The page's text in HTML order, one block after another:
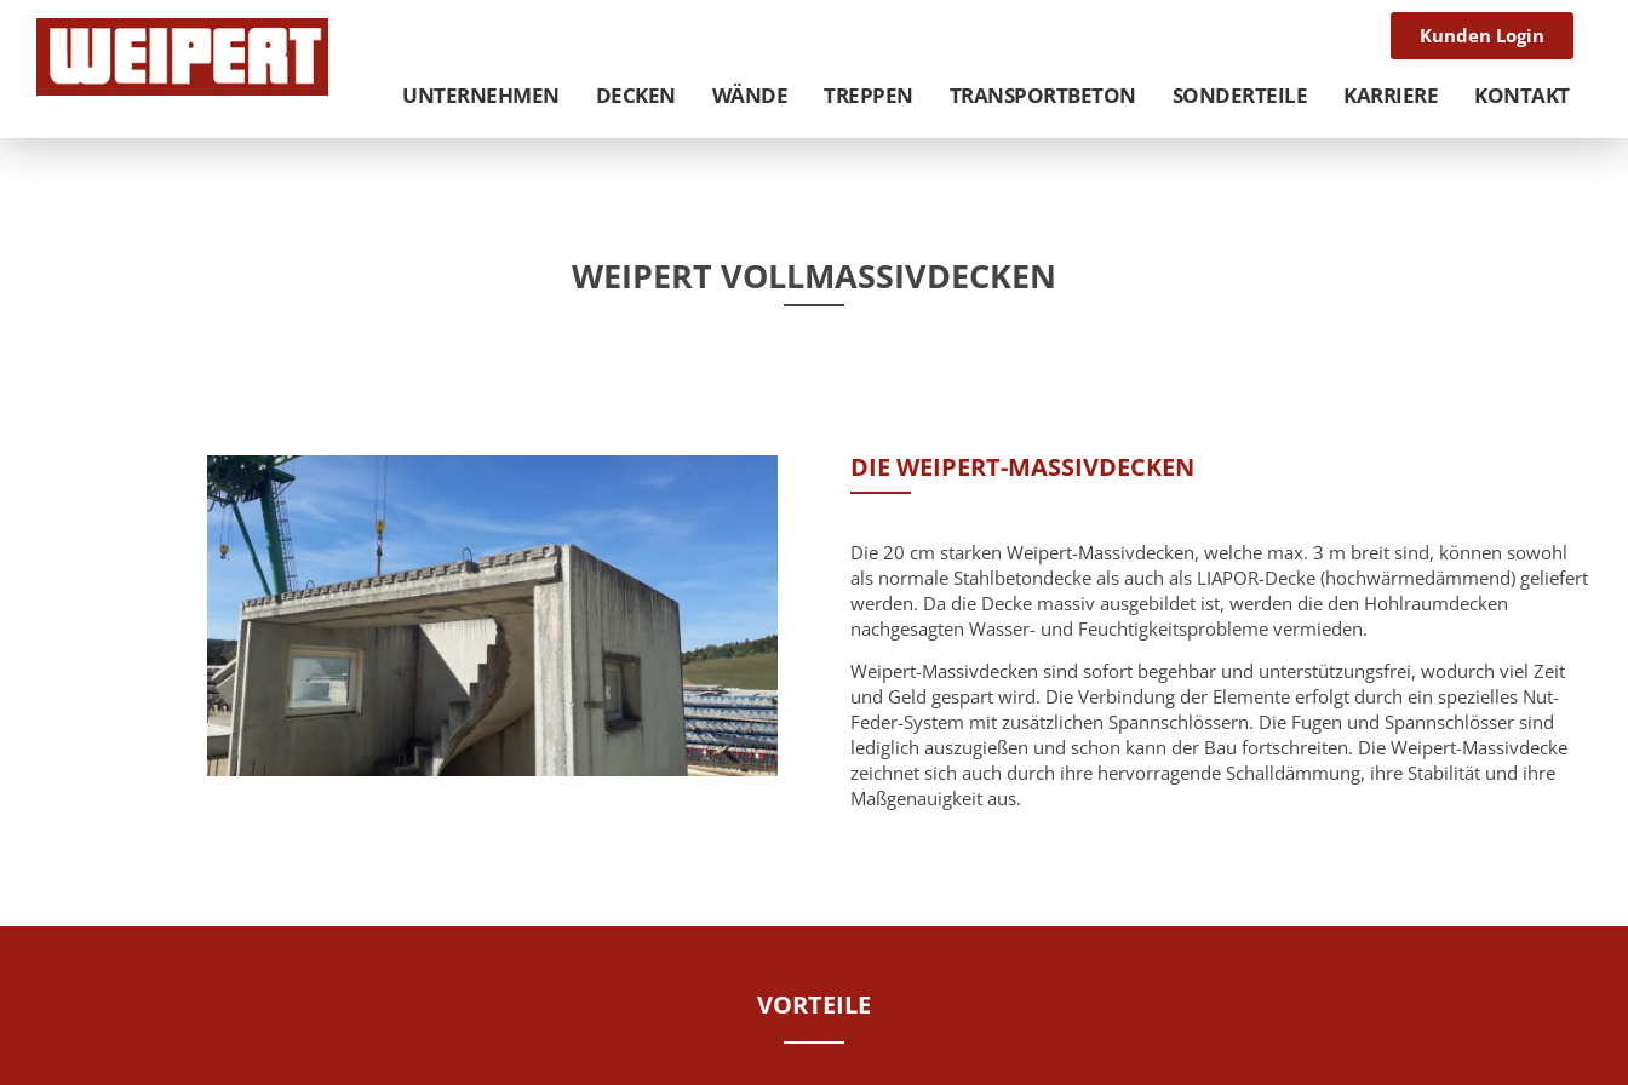
Kunden Login
UNTERNEHMEN DECKEN WÄNDE TREPPEN TRANSPORTBETON SONDERTEILE KARRIERE KONTAKT
WEIPERT VOLLMASSIVDECKEN
DIE WEIPERT-MASSIVDECKEN
Die 20 cm starken Weipert-Massivdecken, welche max. 3 m breit sind, können sowohl
als normale Stahlbetondecke als auch als LIAPOR-Decke (hochwärmedämmend) geliefert
werden. Da die Decke massiv ausgebildet ist, werden die den Hohlraumdecken
nachgesagten Wasser- und Feuchtigkeitsprobleme vermieden.
Weipert-Massivdecken sind sofort begehbar und unterstützungsfrei, wodurch viel Zeit
und Geld gespart wird. Die Verbindung der Elemente erfolgt durch ein spezielles Nut-
Feder-System mit zusätzlichen Spannschlössern. Die Fugen und Spannschlösser sind
lediglich auszugießen und schon kann der Bau fortschreiten. Die Weipert-Massivdecke
zeichnet sich auch durch ihre hervorragende Schalldämmung, ihre Stabilität und ihre
Maßgenauigkeit aus.
VORTEILE